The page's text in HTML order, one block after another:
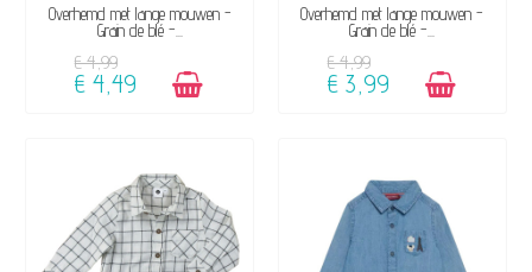
BESCHIKBAAR
Overhemd met lange mouwen -
Grain de blé -...
€ 4,99
€ 4,49
BESCHIKBAAR
Overhemd met lange mouwen -
Grain de blé -...
€ 4,99
€ 3,99